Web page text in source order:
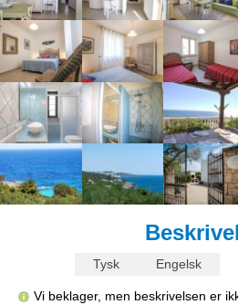
Tysk Engelsk
Vi beklager, men beskrivelsen er